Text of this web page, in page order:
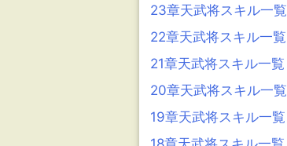
23章天武将スキル一覧
22章天武将スキル一覧
21章天武将スキル一覧
20章天武将スキル一覧
19章天武将スキル一覧